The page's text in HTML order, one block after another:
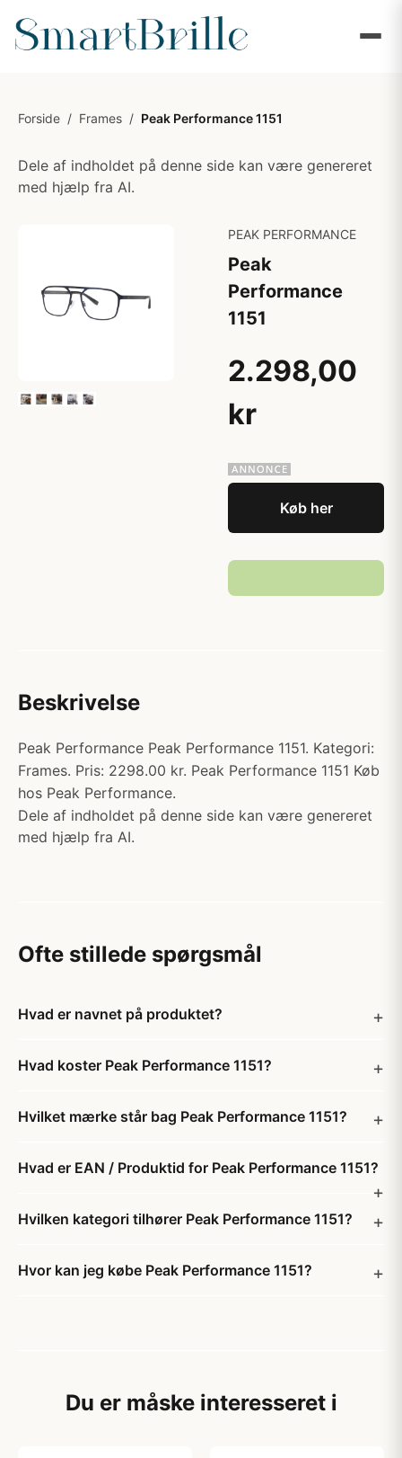
Forside / Frames / Peak Performance 1151
Dele af indholdet på denne side kan være genereret
med hjælp fra AI.
PEAK PERFORMANCE
Peak
Performance
1151
2.298,00
kr
Køb her
Beskrivelse
Peak Performance Peak Performance 1151. Kategori:
Frames. Pris: 2298.00 kr. Peak Performance 1151 Køb
hos Peak Performance.
Dele af indholdet på denne side kan være genereret
med hjælp fra AI.
Ofte stillede spørgsmål
Hvad er navnet på produktet?
Hvad koster Peak Performance 1151?
Hvilket mærke står bag Peak Performance 1151?
Hvad er EAN / Produktid for Peak Performance 1151?
Hvilken kategori tilhører Peak Performance 1151?
Hvor kan jeg købe Peak Performance 1151?
Du er måske interesseret i